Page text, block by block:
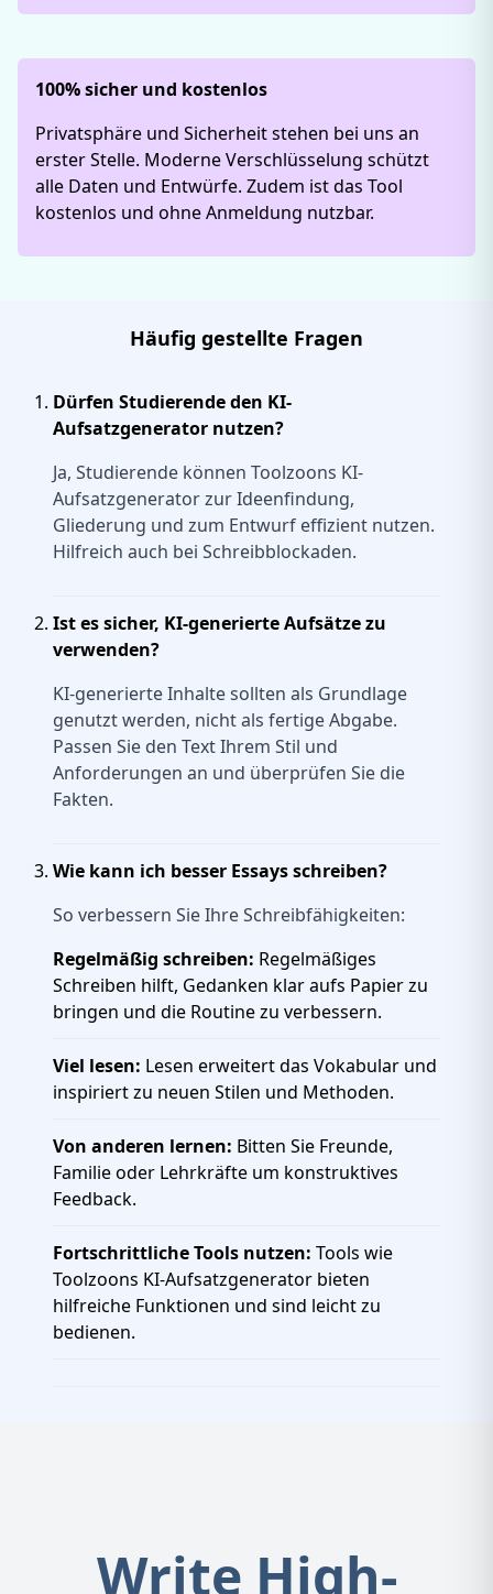
100% sicher und kostenlos
Privatsphäre und Sicherheit stehen bei uns an
erster Stelle. Moderne Verschlüsselung schützt
alle Daten und Entwürfe. Zudem ist das Tool
kostenlos und ohne Anmeldung nutzbar.
Häufig gestellte Fragen
Dürfen Studierende den KI-
Aufsatzgenerator nutzen?
Ja, Studierende können Toolzoons KI-
Aufsatzgenerator zur Ideenfindung,
Gliederung und zum Entwurf effizient nutzen.
Hilfreich auch bei Schreibblockaden.
Ist es sicher, KI-generierte Aufsätze zu
verwenden?
KI-generierte Inhalte sollten als Grundlage
genutzt werden, nicht als fertige Abgabe.
Passen Sie den Text Ihrem Stil und
Anforderungen an und überprüfen Sie die
Fakten.
Wie kann ich besser Essays schreiben?
So verbessern Sie Ihre Schreibfähigkeiten:
Regelmäßig schreiben: Regelmäßiges
Schreiben hilft, Gedanken klar aufs Papier zu
bringen und die Routine zu verbessern.
Viel lesen: Lesen erweitert das Vokabular und
inspiriert zu neuen Stilen und Methoden.
Von anderen lernen: Bitten Sie Freunde,
Familie oder Lehrkräfte um konstruktives
Feedback.
Fortschrittliche Tools nutzen: Tools wie
Toolzoons KI-Aufsatzgenerator bieten
hilfreiche Funktionen und sind leicht zu
bedienen.
Write High-